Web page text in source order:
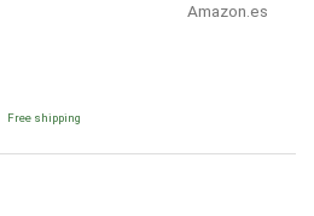
Amazon.es
Free shipping